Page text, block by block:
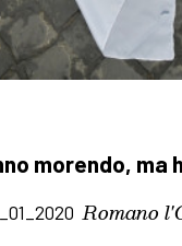
morendo, ma
Romano